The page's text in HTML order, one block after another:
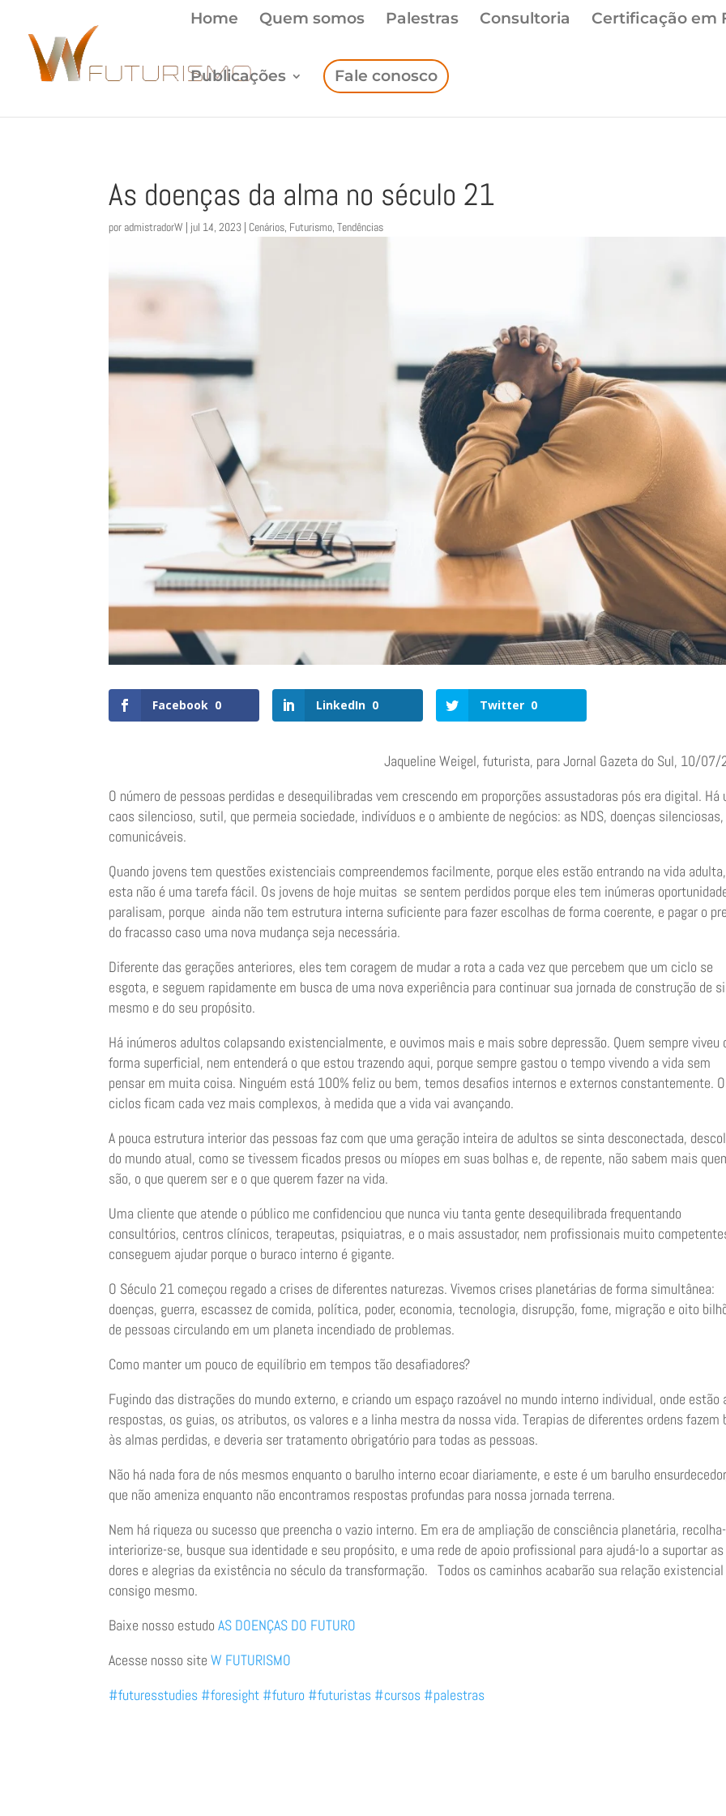
Home Quem somos Palestras Consultoria Certificação em
Publicações Fale conosco
As doenças da alma no século 21
por admistradorW jul 14, 2023 Cenários, Futurismo,Tendências
Facebook 0 LinkedIn 0 Twitter 0
Jaqueline Weigel, futurista, para Jornal Gazeta do Sul, 10/07/
O número de pessoas perdidas e desequilibradas vem crescendo em proporções assustadoras pós era digital. Há
caos silencioso, sutil, que permeia sociedade, indivíduos e o ambiente de negócios: as NDS, doenças silenciosas,
comunicáveis.
Quando jovens tem questões existenciais compreendemos facilmente, porque eles estão entrando na vida
esta não é uma tarefa fácil. Os jovens de hoje muitas se sentem perdidos porque eles tem inúmeras
paralisam, porque ainda não tem estrutura interna suficiente para fazer escolhas de forma coerente, e pagar o
do fracasso caso uma nova mudança seja necessária.
Diferente das gerações anteriores, eles tem coragem de mudar a rota a cada vez que percebem que um ciclo se
esgota, e seguem rapidamente em busca de uma nova experiência para continuar sua jornada de construção de si
mesmo e do seu propósito.
Há inúmeros adultos colapsando existencialmente, e ouvimos mais e mais sobre depressão. Quem sempre viveu
forma superficial, nem entenderá o que estou trazendo aqui, porque sempre gastou o tempo vivendo a vida sem
pensar em muita coisa. Ninguém está 100% feliz ou bem, temos desafios internos e externos constantemente.
ciclos ficam cada vez mais complexos, à medida que a vida vai avançando.
A pouca estrutura interior das pessoas faz com que uma geração inteira de adultos se sinta desconectada,
do mundo atual, como se tivessem ficados presos ou míopes em suas bolhas e, de repente, não sabem mais
são, o que querem ser e o que querem fazer na vida.
Uma cliente que atende o público me confidenciou que nunca viu tanta gente desequilibrada frequentando
consultórios, centros clínicos, terapeutas, psiquiatras, e o mais assustador, nem profissionais muito
conseguem ajudar porque o buraco interno é gigante.
O Século 21 começou regado a crises de diferentes naturezas. Vivemos crises planetárias de forma simultânea:
doenças, guerra, escassez de comida, política, poder, economia, tecnologia, disrupção, fome, migração e oito
de pessoas circulando em um planeta incendiado de problemas.
Como manter um pouco de equilíbrio em tempos tão desafiadores?
Fugindo das distrações do mundo externo, e criando um espaço razoável no mundo interno individual, onde estão
respostas, os guias, os atributos, os valores e a linha mestra da nossa vida. Terapias de diferentes ordens fazem
às almas perdidas, e deveria ser tratamento obrigatório para todas as pessoas.
Não há nada fora de nós mesmos enquanto o barulho interno ecoar diariamente, e este é um barulho
que não ameniza enquanto não encontramos respostas profundas para nossa jornada terrena.
Nem há riqueza ou sucesso que preencha o vazio interno. Em era de ampliação de consciência planetária,
interiorize-se, busque sua identidade e seu propósito, e uma rede de apoio profissional para ajudá-lo a suportar as
dores e alegrias da existência no século da transformação. Todos os caminhos acabarão sua relação existencial
consigo mesmo.
Baixe nosso estudoAS DOENÇAS DO FUTURO
Acesse nosso siteW FUTURISMO
#futuresstudies #foresight #futuro #futuristas #cursos #palestras